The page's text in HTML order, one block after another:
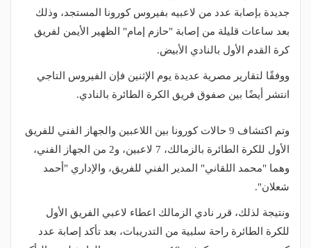
جديدة بإصابة عدد من لاعبيه بفيروس كورونا المستجد، وذلك
بعد ساعات قليلة من إصابة "حازم إمام" الظهير الأيمن لفريق
كرة القدم الأول بالنادي الأبيض.
ووفقًا لتقارير مصرية عديدة يوم الإثنين فإن الفيروس التاجي
انتشر أيضًا بين صفوق فريق الكرة الطائرة بالنادي.
وتم اكتشاف 9 حالات كورونا بين اللاعبين والجهاز الفني للفريق
الأول للكرة الطائرة بالزمالك، 7 لاعبين، و2 من الجهاز الفني،
وهما "محمد اللقاني" المدير الفني للفريق، والإداري "أحمد
شعلان".
ونتيجة لذلك، قرر نادي الزمالك اعطاء لاعبي الفريق الأول
للكرة الطائرة راحة سلبية من التدريبات، بعد تأكد إصابة عدد